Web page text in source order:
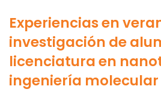
Experiencias en
investigación de
licenciatura en
ingeniería molecular